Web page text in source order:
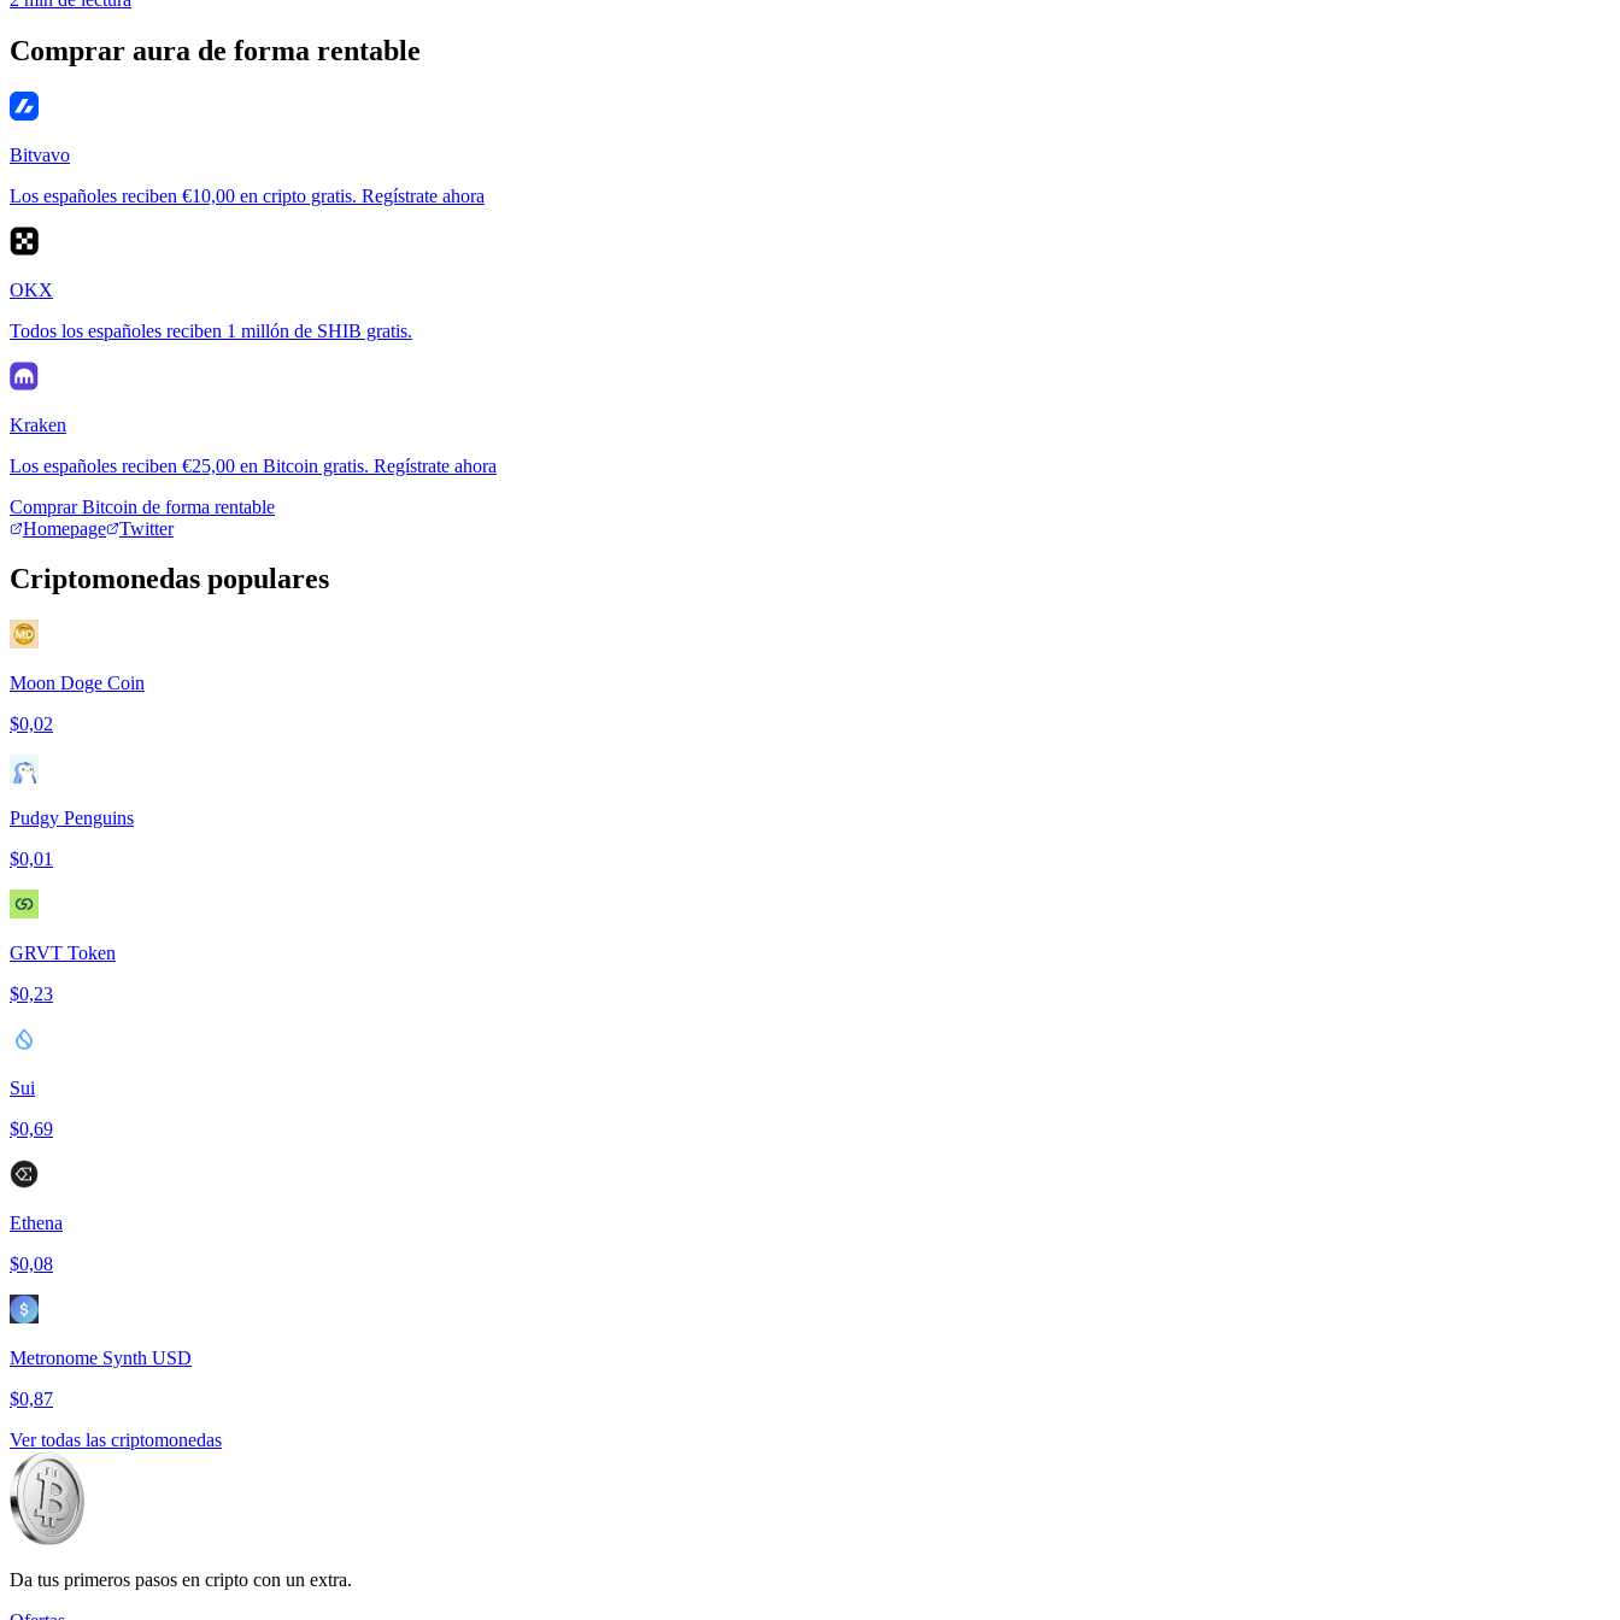
Comprar aura de forma rentable
Bitvavo
Los españoles reciben €10,00 en cripto gratis. Regístrate ahora
OKX
Todos los españoles reciben 1 millón de SHIB gratis.
Kraken
Los españoles reciben €25,00 en Bitcoin gratis. Regístrate ahora
Comprar Bitcoin de forma rentable
Homepage
Twitter
Criptomonedas populares
Moon Doge Coin
$0,02
Pudgy Penguins
$0,01
GRVT Token
$0,23
Sui
$0,69
Ethena
$0,08
Metronome Synth USD
$0,87
Ver todas las criptomonedas
Da tus primeros pasos en cripto con un extra.